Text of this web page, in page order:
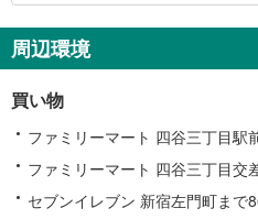
周辺環境
買い物
ファミリーマート 四谷三丁目駅
ファミリーマート 四谷三丁目交
セブンイレブン 新宿左門町まで